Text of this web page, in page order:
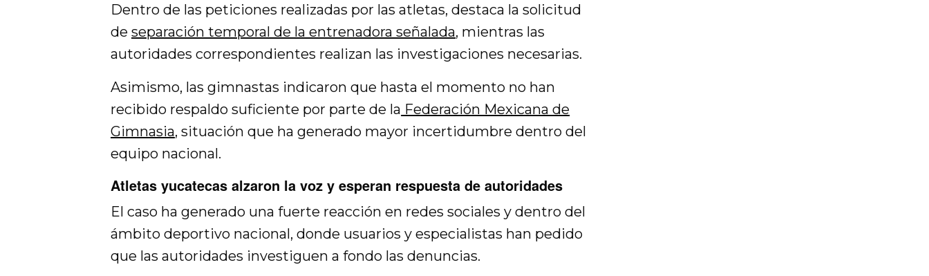
Dentro de las peticiones realizadas por las atletas, destaca la solicitud
deseparación temporal de la entrenadora señalada, mientras las
autoridades correspondientes realizan las investigaciones necesarias.
Asimismo, las gimnastas indicaron que hasta el momento no han
recibido respaldo suficiente por parte de la Federación Mexicana de
Gimnasia, situación que ha generado mayor incertidumbre dentro del
equipo nacional.
Atletas yucatecas alzaron la voz y esperan respuesta de autoridades
El caso ha generado una fuerte reacción en redes sociales y dentro del
ámbito deportivo nacional, donde usuarios y especialistas han pedido
que las autoridades investiguen a fondo las denuncias.